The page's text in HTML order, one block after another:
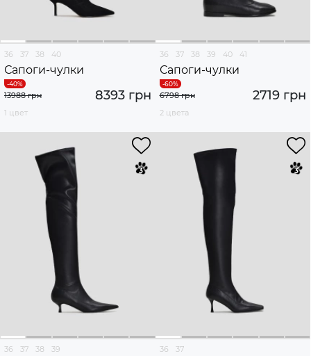
36 37 38 40
Сапоги-чулки
8393 грн
13988 грн
1 цвет
36 37 38 39 40 41
Сапоги-чулки
2719 грн
6798 грн
2 цвета
36 37 38 39 36 37